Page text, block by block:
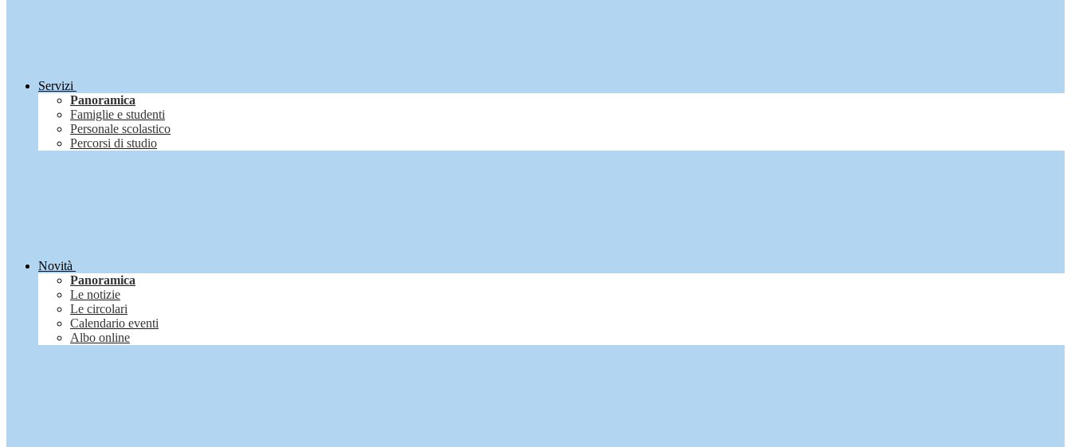
Servizi
Panoramica
Famiglie e studenti
Personale scolastico
Percorsi di studio
Novità
Panoramica
Le notizie
Le circolari
Calendario eventi
Albo online